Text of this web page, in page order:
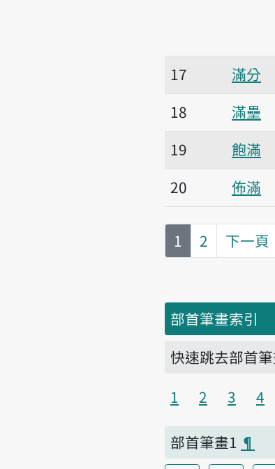
17 滿分
18
滿壘
19
飽滿
20
佈滿
第
1 2 下一頁
部首筆畫索引
快速跳去部首
1
2 3 4
部首筆畫1 ¶